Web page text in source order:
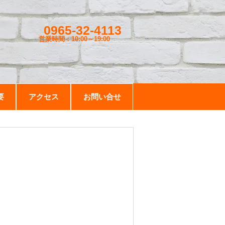
0965-32-4113
営業時間：10:00～19:00
アクセス お問い合せ